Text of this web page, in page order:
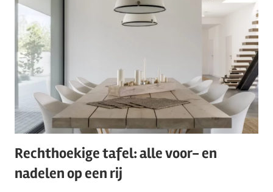
Rechthoekige tafel: alle voor- en
nadelen op een rij